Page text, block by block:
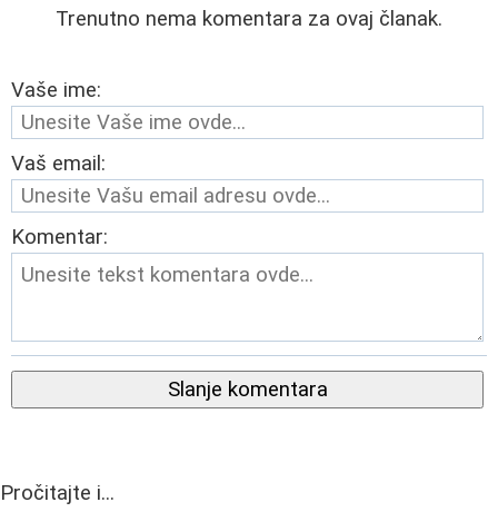
Trenutno nema komentara za ovaj članak.
Vaše ime:
Vaš email:
Komentar:
Slanje komentara
Pročitajte i...